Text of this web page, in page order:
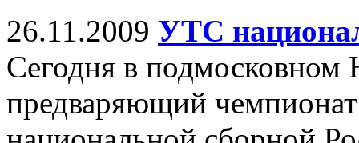
26.11.2009 УТС
Сегодня в подмосковном
предваряющий